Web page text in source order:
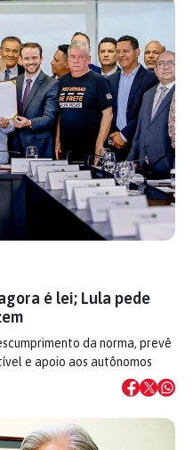
é lei; Lula pede
da norma, prevê
e apoio aos autônomos